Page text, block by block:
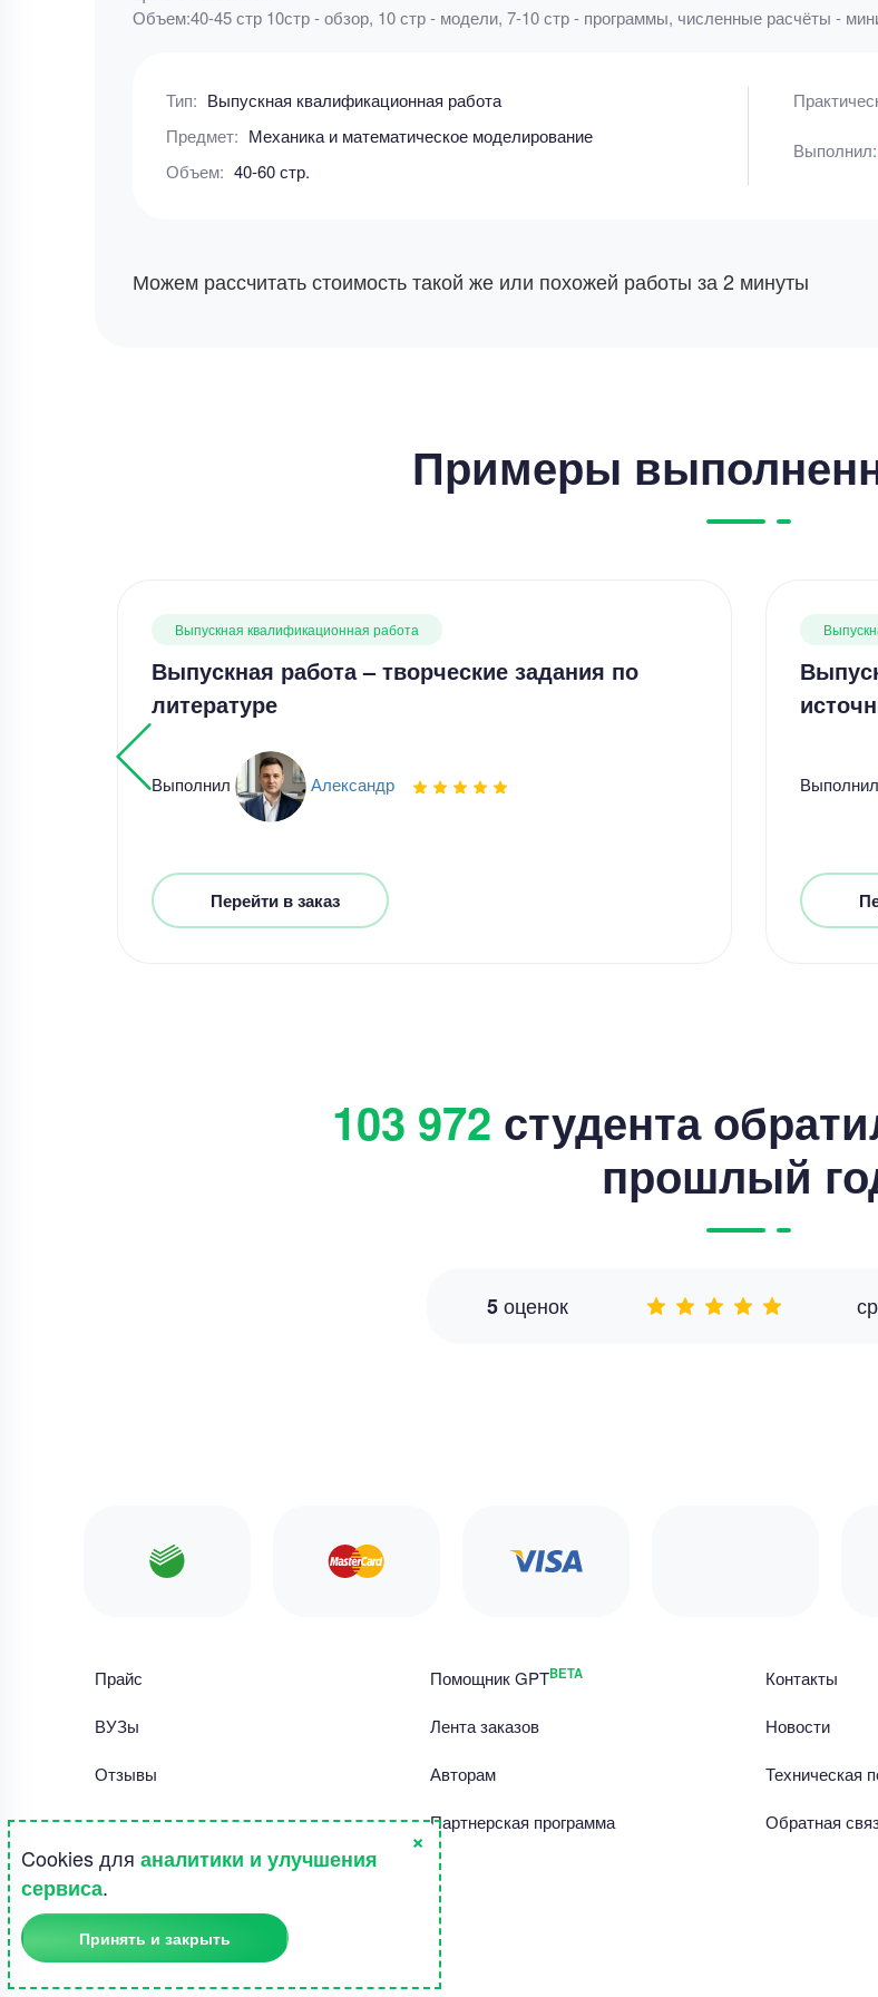
Объем:40-45 стр 10стр - обзор, 10 стр - модели, 7-10 стр - программы, численные расчёты -
Тип: Выпускная квалификационная работа
Предмет: Механика и математическое моделирование
Объем: 40-60 стр.
Выполнил:
Можем рассчитать стоимость такой же или похожей работы за 2 минуты
Примеры
Выпускная квалификационная работа
Выпускная работа – творческие задания по
литературе
Выполнил Александр
Перейти в заказ
Выполнил
103 972 студента
прошлый
5оценок
Прайс
ВУЗы
Отзывы
Библиотека работ
Правила использования сайта
Полезное
Помощник GPTBETA
Лента заказов
Авторам
Партнерская программа
Контакты
Новости
Техническая
Обратная
Cookies для аналитики и улучшения
сервиса.
×
Принять и закрыть